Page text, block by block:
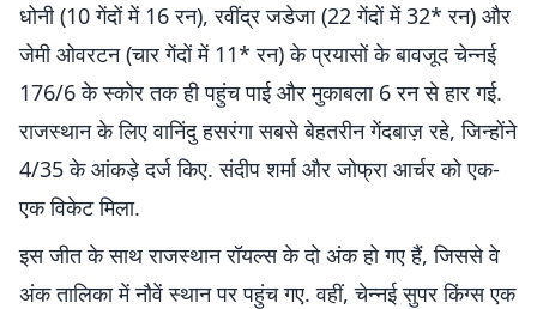
धोनी (10 गेंदों में 16 रन), रवींद्र जडेजा (22 गेंदों में 32* रन) और
जेमी ओवरटन (चार गेंदों में 11* रन) के प्रयासों के बावजूद चेन्नई
176/6 के स्कोर तक ही पहुंच पाई और मुकाबला 6 रन से हार गई.
राजस्थान के लिए वानिंदु हसरंगा सबसे बेहतरीन गेंदबाज़ रहे, जिन्होंने
4/35 के आंकड़े दर्ज किए. संदीप शर्मा और जोफ्रा आर्चर को एक-
एक विकेट मिला.
इस जीत के साथ राजस्थान रॉयल्स के दो अंक हो गए हैं, जिससे वे
अंक तालिका में नौवें स्थान पर पहुंच गए. वहीं, चेन्नई सुपर किंग्स एक